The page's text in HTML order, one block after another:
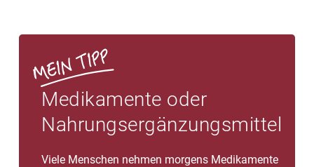
Medikamente oder
Nahrungsergänzungsmittel
Viele Menschen nehmen morgens Medikamente